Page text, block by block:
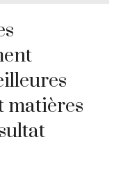
matières